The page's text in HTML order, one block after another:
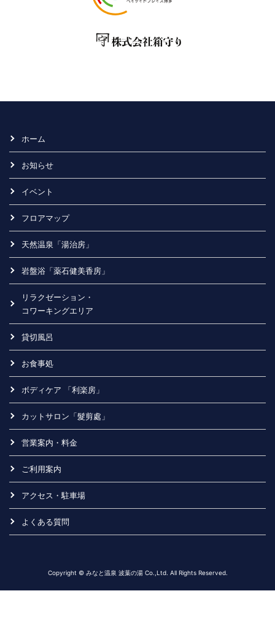
ホーム
お知らせ
イベント
フロアマップ
天然温泉「湯治房」
岩盤浴「薬石健美香房」
リラクゼーション・
コワーキングエリア
貸切風呂
お食事処
ボディケア 「利楽房」
カットサロン「髮剪處」
営業案内・料金
ご利用案内
アクセス・駐車場
よくある質問
Copyright © みなと温泉 波葉の湯 Co.,Ltd. All Rights Reserved.